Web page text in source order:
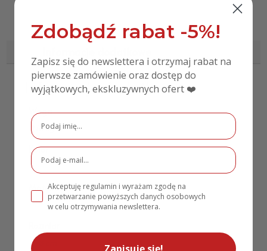
Informacje dodatkowe
Waga
0,10 kg
Kolor
Biały
Materiał
HDF biały
9×8 cm
Zdobądź rabat -5%!
Zapisz się do newslettera i otrzymaj rabat na
pierwsze zamówienie oraz dostęp do
wyjątkowych, ekskluzywnych ofert ❤️
Akceptuję regulamin i wyrażam zgodę na
przetwarzanie powyższych danych osobowych
w celu otrzymywania newslettera.